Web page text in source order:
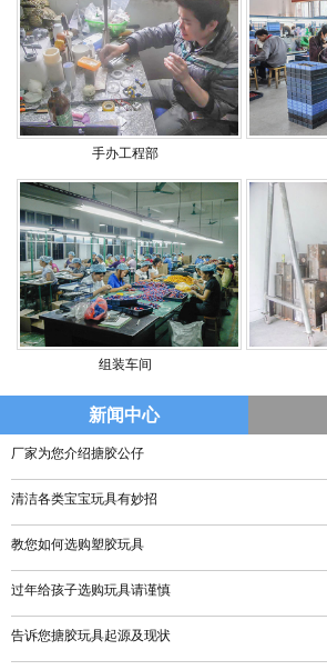
手办工程部
组装车间
新闻中心
厂家为您介绍搪胶公仔
清洁各类宝宝玩具有妙招
教您如何选购塑胶玩具
过年给孩子选购玩具请谨慎
告诉您搪胶玩具起源及现状